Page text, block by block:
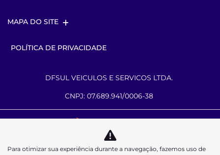
MAPA DO SITE
POLÍTICA DE PRIVACIDADE
DFSUL VEICULOS E SERVICOS LTDA.
CNPJ: 07.689.941/0006-38
Desacelere. Seu bem maior é a vida.
Para otimizar sua experiência durante a navegação, fazemos uso de